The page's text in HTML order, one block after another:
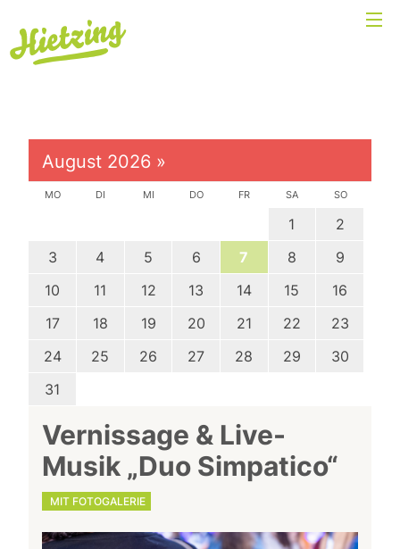
August 2026 »
MO DI MI DO FR SA SO
1
2
3
4 5 6 7 8
9
10
11 12 13 14 15
16
17
18 19 20 21 22
23
24
25 26 27 28 29
30
31
Vernissage & Live-
Musik „Duo Simpatico“
MIT FOTOGALERIE